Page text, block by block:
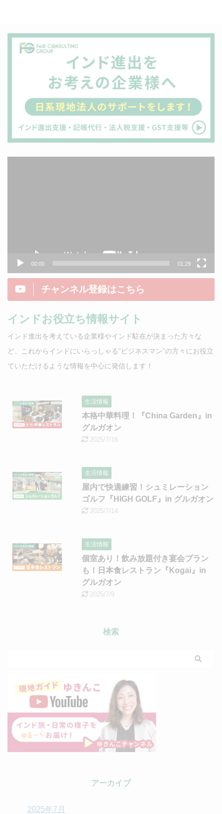
00:00 01:29
チャンネル登録はこちら
インドお役立ち情報サイト
インド進出を考えている企業様やインド駐在が決まった方々な
ど、これからインドにいらっしゃる”ビジネスマン”の方々にお役立
ていただけるような情報を中心に発信します！
生活情報
本格中華料理！『China Garden』in
グルガオン
2025/7/16
生活情報
屋内で快適練習！シュミレーション
ゴルフ『HIGH GOLF』in グルガオン
2025/7/14
生活情報
個室あり！飲み放題付き宴会プラン
も！日本食レストラン『Kogai』in
グルガオン
2025/7/9
検索
アーカイブ
2025年7月